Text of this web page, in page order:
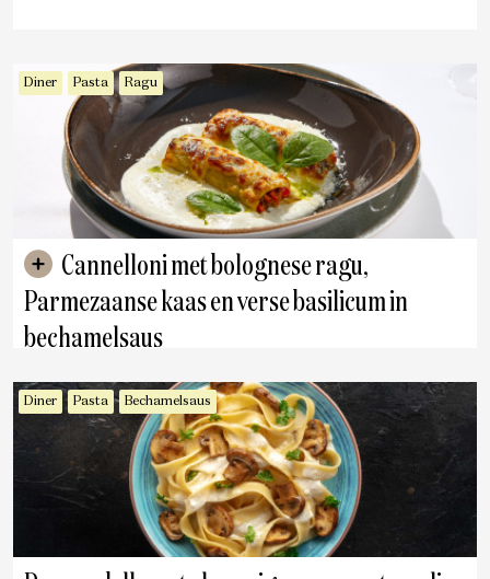
Diner Pasta Ragu
Parmezaanse kaas en verse basilicum in
bechamelsaus
Diner Pasta Bechamelsaus